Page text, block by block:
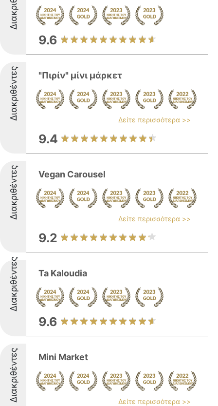
9.6
Διακριθέντες "Πιρίν" μίνι μάρκετ
Δείτε περισσότερα >>
9.4
Διακριθέντες Vegan Carousel
Δείτε περισσότερα >>
9.2
Διακριθέντες Ta Kaloudia
9.6
Διακριθέντες Mini Market
Δείτε περισσότερα >>